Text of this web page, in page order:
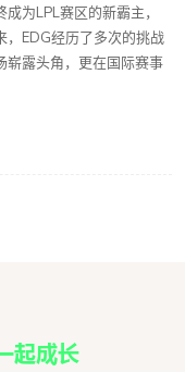
为LPL赛区的新霸主，
，EDG经历了多次的挑战
崭露头角，更在国际赛事